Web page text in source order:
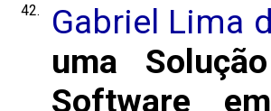
42.
Gabriel Lima
uma
Software